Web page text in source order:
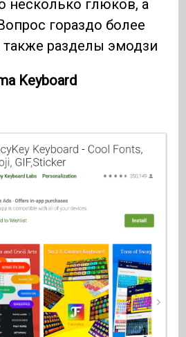
несколько глюков, а
гораздо более
также разделы эмодзи
Keyboard